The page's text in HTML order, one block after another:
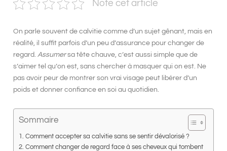
Note cet article
On parle souvent de calvitie comme d’un sujet gênant, mais en
réalité, il suffit parfois d’un peu d’assurance pour changer de
regard. Assumersa tête chauve, c’est aussi simple que de
s’aimer tel qu’on est, sans chercher à masquer qui on est. Ne
pas avoir peur de montrer son vrai visage peut libérer d’un
poids et donner confiance en soi au quotidien.
Sommaire
Comment accepter sa calvitie sans se sentir dévalorisé ?
Comment changer de regard face à ses cheveux qui tombent